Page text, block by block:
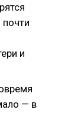
и
— в